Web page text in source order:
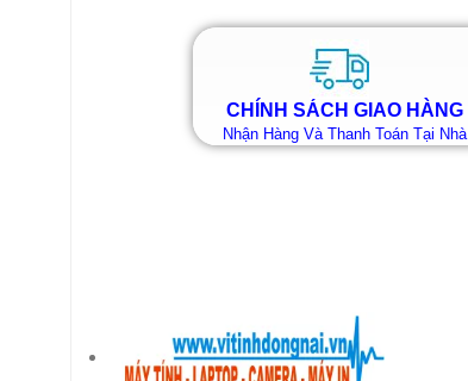
CHÍNH SÁCH GIAO HÀNG
Nhận Hàng Và Thanh Toán Tại Nhà